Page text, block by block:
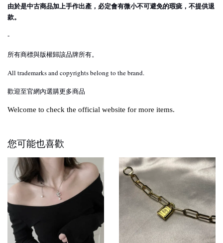
由於是中古商品加上手作出產，必定會有微小不可避免的瑕疵，不提供退
款。
-
所有商標與版權歸該品牌所有。
All trademarks and copyrights belong to the brand.
歡迎至官網內選購更多商品
Welcome to check the official website for more items.
您可能也喜歡